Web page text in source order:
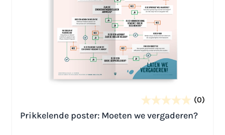
(0)
Prikkelende poster: Moeten we vergaderen?